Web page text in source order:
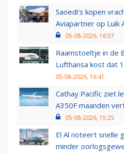
Saoedi’s kopen
Aviapartner op Luik
05-08-2026, 16:57
Raamstoeltje in de
Lufthansa kost dat
05-08-2026, 16:41
Cathay Pacific ziet
A350F maanden
05-08-2026, 15:25
El Al noteert snelle
minder